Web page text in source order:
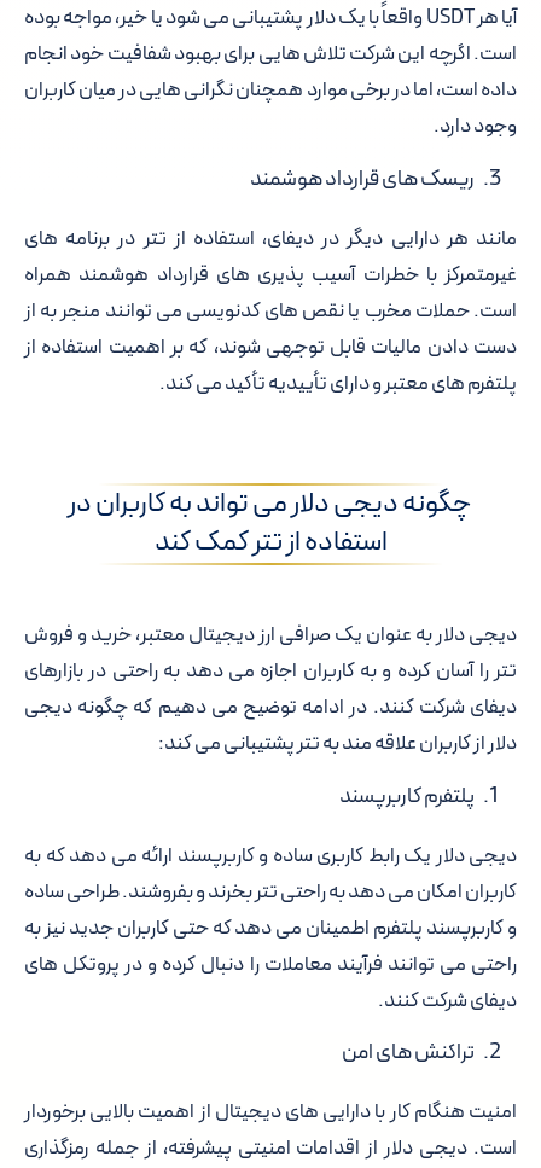
آیا هر USDT واقعاً با یک دلار پشتیبانی می شود یا خیر، مواجه بوده
است. اگرچه این شرکت تلاش هایی برای بهبود شفافیت خود انجام
داده است، اما در برخی موارد همچنان نگرانی هایی در میان کاربران
وجود دارد.
ریسک های قرارداد هوشمند
مانند هر دارایی دیگر در دیفای، استفاده از تتر در برنامه های
غیرمتمرکز با خطرات آسیب پذیری های قرارداد هوشمند همراه
است. حملات مخرب یا نقص های کدنویسی می توانند منجر به از
دست دادن مالیات قابل توجهی شوند، که بر اهمیت استفاده از
پلتفرم های معتبر و دارای تأییدیه تأکید می کند.
چگونه دیجی دلار می تواند به کاربران در
استفاده از تتر کمک کند
دیجی دلار به عنوان یک صرافی ارز دیجیتال معتبر، خرید و فروش
تتر را آسان کرده و به کاربران اجازه می دهد به راحتی در بازارهای
دیفای شرکت کنند. در ادامه توضیح می دهیم که چگونه دیجی
دلار از کاربران علاقه مند به تتر پشتیبانی می کند:
پلتفرم کاربرپسند
دیجی دلار یک رابط کاربری ساده و کاربرپسند ارائه می دهد که به
کاربران امکان می دهد به راحتی تتر بخرند و بفروشند. طراحی ساده
و کاربرپسند پلتفرم اطمینان می دهد که حتی کاربران جدید نیز به
راحتی می توانند فرآیند معاملات را دنبال کرده و در پروتکل های
دیفای شرکت کنند.
تراکنش های امن
امنیت هنگام کار با دارایی های دیجیتال از اهمیت بالایی برخوردار
است. دیجی دلار از اقدامات امنیتی پیشرفته، از جمله رمزگذاری